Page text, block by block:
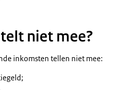
niet mee?
inkomsten tellen niet mee: